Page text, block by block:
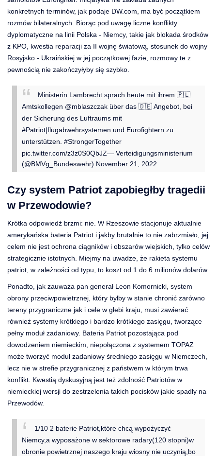
konkretnych terminów, jak podaje DW.com, ma być początkiem
rozmów bilateralnych. Biorąc pod uwagę liczne konflikty
dyplomatyczne na linii Polska - Niemcy, takie jak blokada środków
z KPO, kwestia reparacji za II wojnę światową, stosunek do wojny
Rosyjsko - Ukraińskiej w jej początkowej fazie, rozmowy te z
pewnością nie zakończyłyby się szybko.
Ministerin Lambrecht sprach heute mit ihrem 🇵🇱
Amtskollegen @mblaszczak über das 🇩🇪 Angebot, bei
der Sicherung des Luftraums mit
#Patriot|flugabwehrsystemen und Eurofightern zu
unterstützen. #StrongerTogether
pic.twitter.com/z3z0S0QbJZ— Verteidigungsministerium
(@BMVg_Bundeswehr) November 21, 2022
Czy system Patriot zapobiegłby tragedii
w Przewodowie?
Krótka odpowiedź brzmi: nie. W Rzeszowie stacjonuje aktualnie
amerykańska bateria Patriot i jakby brutalnie to nie zabrzmiało, jej
celem nie jest ochrona ciągników i obszarów wiejskich, tylko celów
strategicznie istotnych. Miejmy na uwadze, że rakieta systemu
patriot, w zależności od typu, to koszt od 1 do 6 milionów dolarów.
Ponadto, jak zauważa pan generał Leon Komornicki, system
obrony przeciwpowietrznej, który byłby w stanie chronić zarówno
tereny przygraniczne jak i cele w głebi kraju, musi zawierać
również systemy krótkiego i bardzo krótkiego zasięgu, tworzące
pełny moduł zadaniowy. Bateria Patriot pozostająca pod
dowodzeniem niemieckim, niepołączona z systemem TOPAZ
może tworzyć moduł zadaniowy średniego zasięgu w Niemczech,
lecz nie w strefie przygranicznej z państwem w którym trwa
konflikt. Kwestią dyskusyjną jest też zdolność Patriotów w
niemieckiej wersji do zestrzelenia takich pocisków jakie spadły na
Przewodów.
1/10 2 baterie Patriot,które chcą wypożyczyć
Niemcy,a wyposażone w sektorowe radary(120 stopni)w
obronie powietrznej naszego kraju wiosny nie uczynią,bo